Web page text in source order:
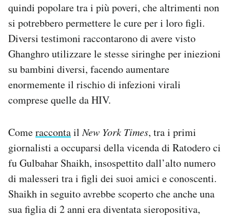
quindi popolare tra i più poveri, che altrimenti non
si potrebbero permettere le cure per i loro figli.
Diversi testimoni raccontarono di avere visto
Ghanghro utilizzare le stesse siringhe per iniezioni
su bambini diversi, facendo aumentare
enormemente il rischio di infezioni virali
comprese quelle da HIV.
ComeraccontailNew York Times, tra i primi
giornalisti a occuparsi della vicenda di Ratodero ci
fu Gulbahar Shaikh, insospettito dall’alto numero
di malesseri tra i figli dei suoi amici e conoscenti.
Shaikh in seguito avrebbe scoperto che anche una
sua figlia di 2 anni era diventata sieropositiva,